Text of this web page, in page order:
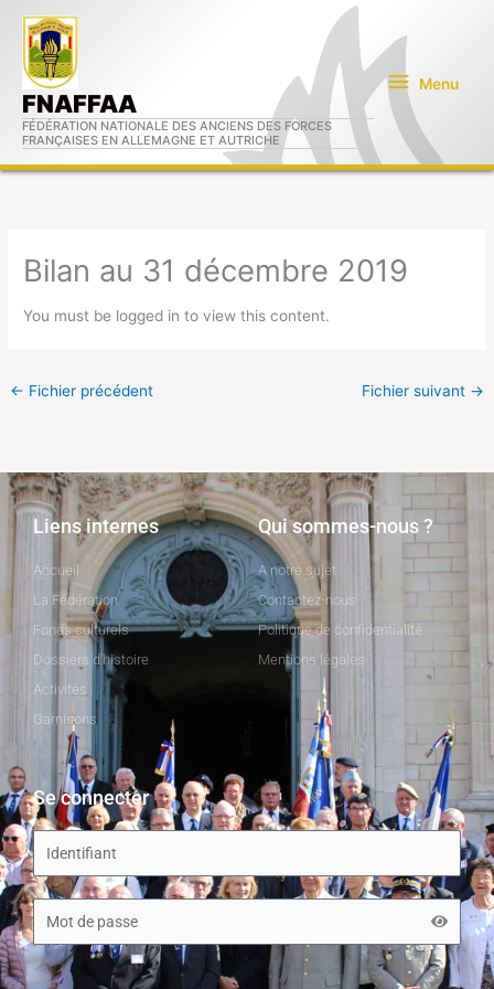
contenu
FNAFFAA
FÉDÉRATION NATIONALE DES ANCIENS DES FORCES
FRANÇAISES EN ALLEMAGNE ET AUTRICHE
Menu
Bilan au 31 décembre 2019
You must be logged in to view this content.
← Fichier précédent Fichier suivant →
Liens internes
Accueil
La Fédération
Fonds culturels
Dossiers d'histoire
Activités
Garnisons
Qui sommes-nous ?
A notre sujet
Contactez-nous
Politique de confidentialité
Mentions légales
Se connecter